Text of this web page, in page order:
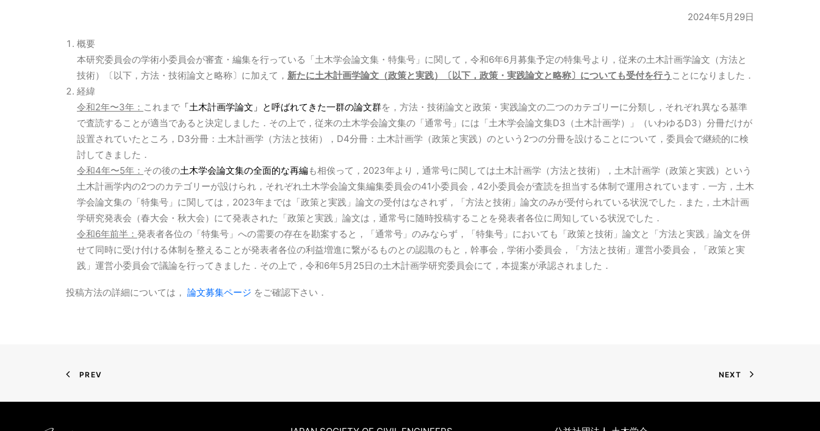
2024年5月29日
概要
本研究委員会の学術小委員会が審査・編集を行っている「土木学会論文集・特集号」に関して，令和6年6月募集予定の特集号より，従来の土木計画学論文（方法と
技術）〔以下，方法・技術論文と略称〕に加えて， 新たに土木計画学論文（政策と実践）〔以下，政策・実践論文と略称〕についても受付を行う ことになりました．
経緯
令和2年〜3年： これまで 「土木計画学論文」と呼ばれてきた一群の論文群を，方法・技術論文と政策・実践論文の二つのカテゴリーに分類し，それぞれ異なる基準
で査読することが適当であると決定しました．その上で，従来の土木学会論文集の「通常号」には「土木学会論文集D3（土木計画学）」（いわゆるD3）分冊だけが
設置されていたところ，D3分冊：土木計画学（方法と技術），D4分冊：土木計画学（政策と実践）のという2つの分冊を設けることについて，委員会で継続的に検
討してきました．
令和4年〜5年： その後の土木学会論文集の全面的な再編も相俟って，2023年より，通常号に関しては土木計画学（方法と技術），土木計画学（政策と実践）という
土木計画学内の2つのカテゴリーが設けられ，それぞれ土木学会論文集編集委員会の41小委員会，42小委員会が査読を担当する体制で運用されています．一方，土木
学会論文集の「特集号」に関しては，2023年までは「政策と実践」論文の受付はなされず，「方法と技術」論文のみが受付られている状況でした．また，土木計画
学研究発表会（春大会・秋大会）にて発表された「政策と実践」論文は，通常号に随時投稿することを発表者各位に周知している状況でした．
令和6年前半： 発表者各位の「特集号」への需要の存在を勘案すると，「通常号」のみならず，「特集号」においても「政策と技術」論文と「方法と実践」論文を併
せて同時に受け付ける体制を整えることが発表者各位の利益増進に繋がるものとの認識のもと，幹事会，学術小委員会，「方法と技術」運営小委員会，「政策と実
践」運営小委員会で議論を行ってきました．その上で，令和6年5月25日の土木計画学研究委員会にて，本提案が承認されました．
投稿方法の詳細については， 論文募集ページ をご確認下さい．
PREV NEXT